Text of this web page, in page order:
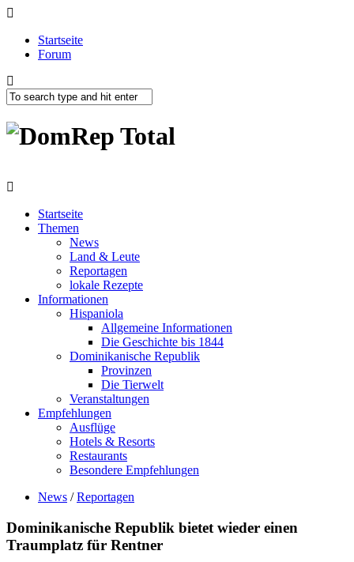
Startseite
Forum
Startseite
Themen
News
Land & Leute
Reportagen
lokale Rezepte
Informationen
Hispaniola
Allgemeine Informationen
Die Geschichte bis 1844
Dominikanische Republik
Provinzen
Die Tierwelt
Veranstaltungen
Empfehlungen
Ausflüge
Hotels & Resorts
Restaurants
Besondere Empfehlungen
News / Reportagen
Dominikanische Republik bietet wieder einen
Traumplatz für Rentner